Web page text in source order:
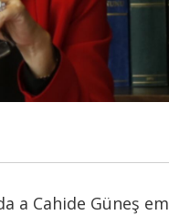
a Cahide Güneş em